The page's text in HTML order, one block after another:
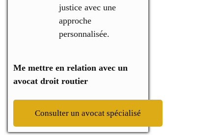
justice avec une
approche
personnalisée.
Me mettre en relation avec un
avocat droit routier
Consulter un avocat spécialisé